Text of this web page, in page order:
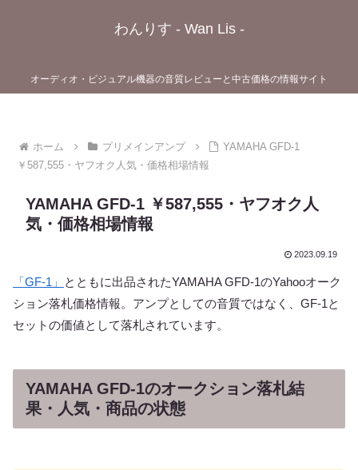
わんりす - Wan Lis -
オーディオ・ビジュアル機器の音質レビューと中古価格の情報サイト
ホーム プリメインアンプ
YAMAHA GFD-1
￥587,555・ヤフオク人気・価格相場情報
YAMAHA GFD-1 ￥587,555・ヤフオク人
気・価格相場情報
2023.09.19
「GF-1」
とともに出品されたYAMAHA GFD-1のYahooオーク
ション落札価格情報。アンプとしての音質ではなく、GF-1と
セットの価値として落札されています。
YAMAHA GFD-1のオークション落札結
果・人気・商品の状態